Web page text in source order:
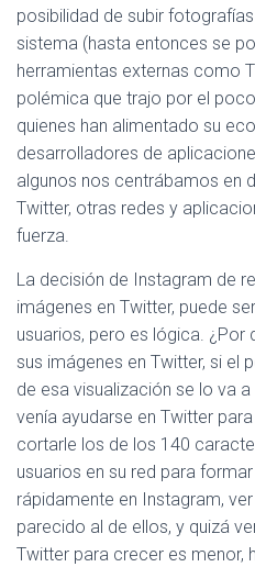
posibilidad de subir
sistema (hasta entonces se
herramientas externas como
polémica que trajo por el
quienes han alimentado su
desarrolladores de
algunos nos centrábamos en
Twitter, otras redes y
fuerza.
La decisión de Instagram de
imágenes en Twitter, puede
usuarios, pero es lógica. ¿Por
sus imágenes en Twitter, si
de esa visualización se lo va
venía ayudarse en Twitter
cortarle los de los 140
usuarios en su red para
rápidamente en Instagram,
parecido al de ellos, y quizá
Twitter para crecer es menor,